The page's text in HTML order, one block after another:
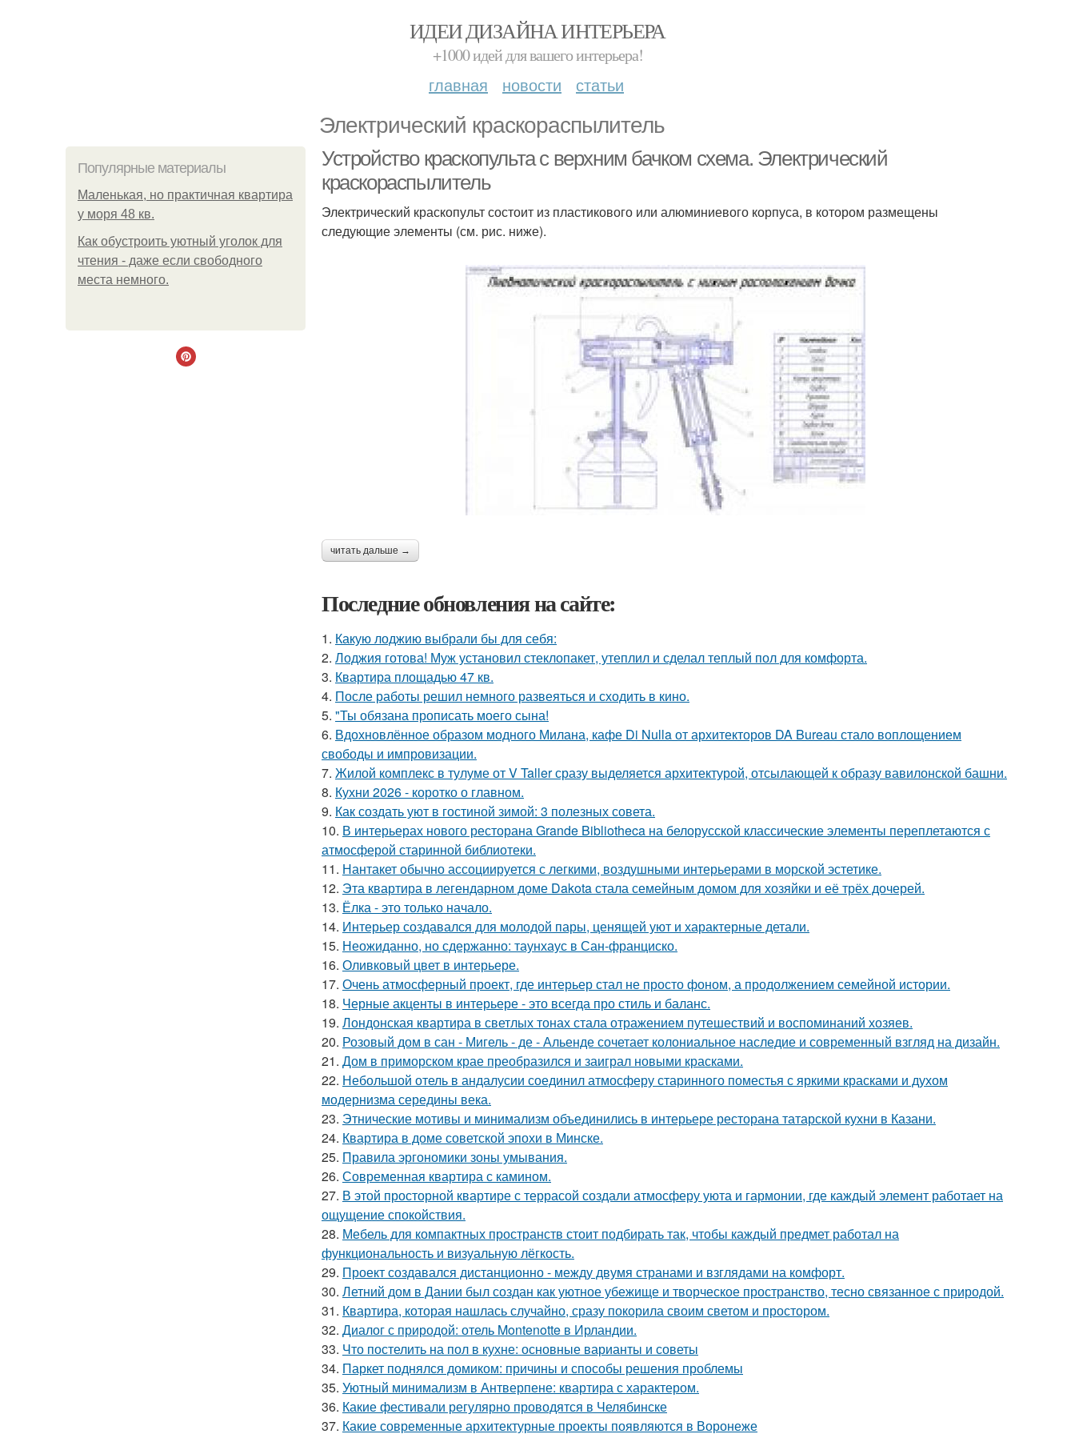
ИДЕИ ДИЗАЙНА ИНТЕРЬЕРА
+1000 идей для вашего интерьера!
главная новости статьи
Электрический краскораспылитель
Популярные материалы
Маленькая, но практичная квартира
у моря 48 кв.
Как обустроить уютный уголок для
чтения - даже если свободного
места немного.
Устройство краскопульта с верхним бачком схема. Электрический
краскораспылитель
Электрический краскопульт состоит из пластикового или алюминиевого корпуса, в котором размещены
следующие элементы (см. рис. ниже).
читать дальше →
Последние обновления на сайте:
1. Какую лоджию выбрали бы для себя:
2. Лоджия готова! Муж установил стеклопакет, утеплил и сделал теплый пол для комфорта.
3. Квартира площадью 47 кв.
4. После работы решил немного развеяться и сходить в кино.
5. "Ты обязана прописать моего сына!
6. Вдохновлённое образом модного Милана, кафе Di Nulla от архитекторов DA Bureau стало воплощением
свободы и импровизации.
7. Жилой комплекс в тулуме от V Taller сразу выделяется архитектурой, отсылающей к образу вавилонской башни.
8. Кухни 2026 - коротко о главном.
9. Как создать уют в гостиной зимой: 3 полезных совета.
10. В интерьерах нового ресторана Grande Bibliotheca на белорусской классические элементы переплетаются с
атмосферой старинной библиотеки.
11. Нантакет обычно ассоциируется с легкими, воздушными интерьерами в морской эстетике.
12. Эта квартира в легендарном доме Dakota стала семейным домом для хозяйки и её трёх дочерей.
13. Ёлка - это только начало.
14. Интерьер создавался для молодой пары, ценящей уют и характерные детали.
15. Неожиданно, но сдержанно: таунхаус в Сан-франциско.
16. Оливковый цвет в интерьере.
17. Очень атмосферный проект, где интерьер стал не просто фоном, а продолжением семейной истории.
18. Черные акценты в интерьере - это всегда про стиль и баланс.
19. Лондонская квартира в светлых тонах стала отражением путешествий и воспоминаний хозяев.
20. Розовый дом в сан - Мигель - де - Альенде сочетает колониальное наследие и современный взгляд на дизайн.
21. Дом в приморском крае преобразился и заиграл новыми красками.
22. Небольшой отель в андалусии соединил атмосферу старинного поместья с яркими красками и духом
модернизма середины века.
23. Этнические мотивы и минимализм объединились в интерьере ресторана татарской кухни в Казани.
24. Квартира в доме советской эпохи в Минске.
25. Правила эргономики зоны умывания.
26. Современная квартира с камином.
27. В этой просторной квартире с террасой создали атмосферу уюта и гармонии, где каждый элемент работает на
ощущение спокойствия.
28. Мебель для компактных пространств стоит подбирать так, чтобы каждый предмет работал на
функциональность и визуальную лёгкость.
29. Проект создавался дистанционно - между двумя странами и взглядами на комфорт.
30. Летний дом в Дании был создан как уютное убежище и творческое пространство, тесно связанное с природой.
31. Квартира, которая нашлась случайно, сразу покорила своим светом и простором.
32. Диалог с природой: отель Montenotte в Ирландии.
33. Что постелить на пол в кухне: основные варианты и советы
34. Паркет поднялся домиком: причины и способы решения проблемы
35. Уютный минимализм в Антверпене: квартира с характером.
36. Какие фестивали регулярно проводятся в Челябинске
37. Какие современные архитектурные проекты появляются в Воронеже